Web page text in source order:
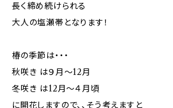
長く締め続けられる
大人の塩瀬帯となります！
椿の季節は・・・
秋咲き は９月～12月
冬咲き は12月～４月頃
に開花しますので、、そう考えますと